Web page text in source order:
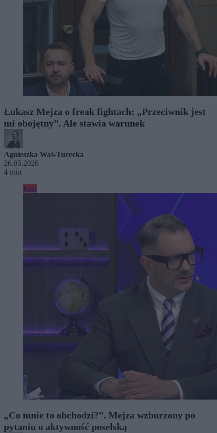
Łukasz Mejza o freak fightach: „Przeciwnik jest
mi obojętny”. Ale stawia warunek
Agnieszka Waś-Turecka
26.05.2026
4 min
Kraj
„Co mnie to obchodzi?”. Mejza wzburzony po
pytaniu o aktywność poselską